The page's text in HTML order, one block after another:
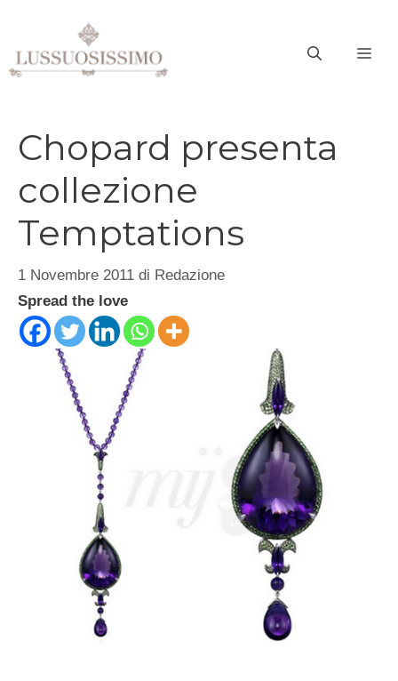
contenuto
Chopard presenta
collezione
Temptations
1 Novembre 2011 di Redazione
Spread the love